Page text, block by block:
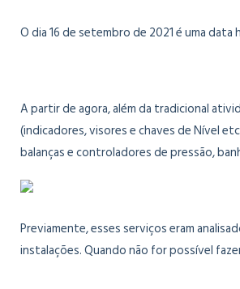
O dia 16 de setembro de 2021 é uma
A partir de agora, além da tradicional
(indicadores, visores e chaves de Nível
balanças e controladores de pressão,
Previamente, esses serviços eram
instalações. Quando não for possível